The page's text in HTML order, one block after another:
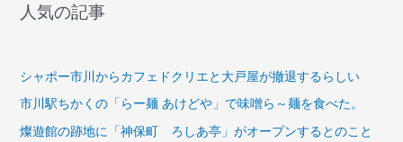
ラ
ン
屋
さ
人気の記事
シャポー市川からカフェドクリエと大戸屋が撤退するらしい
市川駅ちかくの「らー麺 あけどや」で味噌ら～麺を食べた。
燦遊館の跡地に「神保町 ろしあ亭」がオープンするとのこと